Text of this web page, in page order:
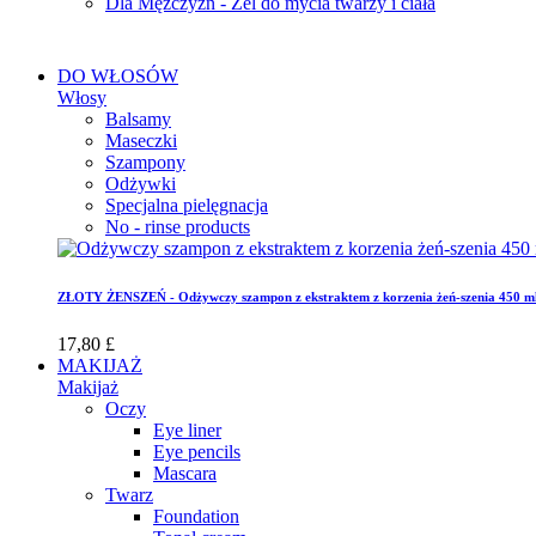
DO WŁOSÓW
Włosy
Balsamy
Maseczki
Szampony
Odżywki
Specjalna pielęgnacja
No - rinse products
ZŁOTY ŻENSZEŃ - Odżywczy szampon z ekstraktem z korzenia żeń-szenia 450
17,80 £
MAKIJAŻ
Makijaż
Oczy
Eye liner
Eye pencils
Mascara
Twarz
Foundation